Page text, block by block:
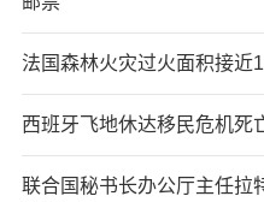
法国森林火灾过火面积接近
西班牙飞地休达移民危机死
联合国秘书长办公厅主任拉